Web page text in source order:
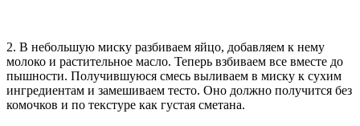
2. В небольшую миску разбиваем яйцо, добавляем к нему
молоко и растительное масло. Теперь взбиваем все вместе до
пышности. Получившуюся смесь выливаем в миску к сухим
ингредиентам и замешиваем тесто. Оно должно получится без
комочков и по текстуре как густая сметана.